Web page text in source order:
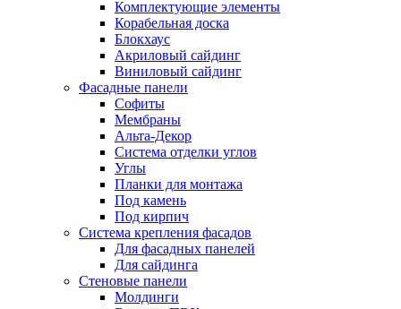
Комплектующие элементы
Корабельная доска
Блокхаус
Акриловый сайдинг
Виниловый сайдинг
Фасадные панели
Софиты
Мембраны
Альта-Декор
Система отделки углов
Углы
Планки для монтажа
Под камень
Под кирпич
Система крепления фасадов
Для фасадных панелей
Для сайдинга
Стеновые панели
Молдинги